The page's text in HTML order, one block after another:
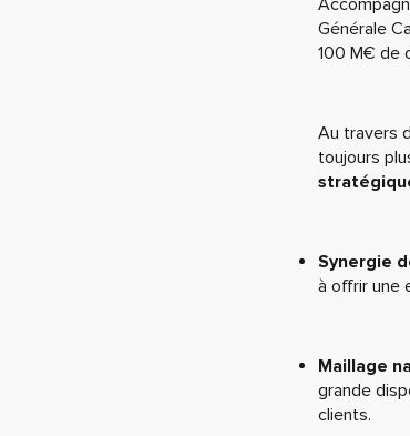
Générale
100 M€ de
Au travers
toujours
Synergie
à offrir une
Maillage
grande
clients.